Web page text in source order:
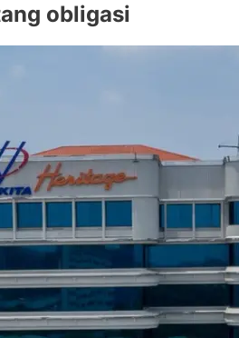
obligasi